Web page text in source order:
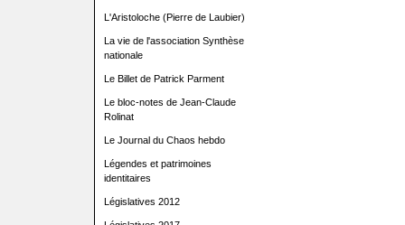
L'Aristoloche (Pierre de Laubier)
La vie de l'association Synthèse
nationale
Le Billet de Patrick Parment
Le bloc-notes de Jean-Claude
Rolinat
Le Journal du Chaos hebdo
Légendes et patrimoines
identitaires
Législatives 2012